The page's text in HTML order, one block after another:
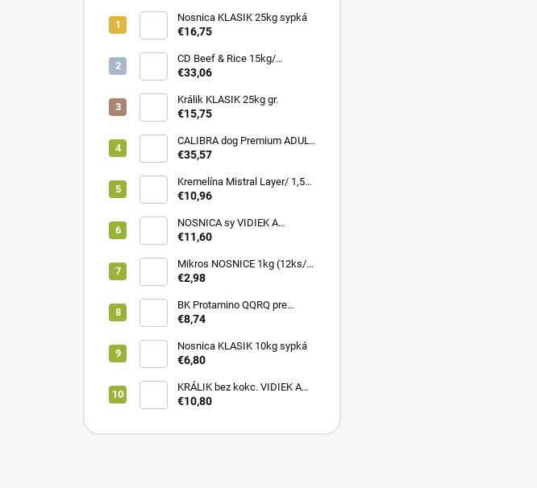
Nosnica KLASIK 25kg sypká
€16,75
CD Beef & Rice 15kg/
Superpremium food
€33,06
Králik KLASIK 25kg gr.
€15,75
CALIBRA dog Premium ADULT
LARGE 12kg
€35,57
Kremelína Mistral Layer/ 1,5
kg vedro
€10,96
NOSNICA sy VIDIEK A
TRADÍCIA 20kg (1paleta/
€11,60
Mikros NOSNICE 1kg (12ks/
1kartón)
€2,98
BK Protamino QQRQ pre
nosnice 5kg SANO
€8,74
Nosnica KLASIK 10kg sypká
€6,80
KRÁLIK bez kokc. VIDIEK A
TRADÍCIA 20kg (1paleta/
€10,80